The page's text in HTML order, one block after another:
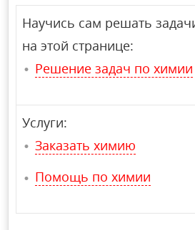
Научись сам решать
на этой странице:
Решение задач по химии
Услуги:
Заказать химию
Помощь по химии